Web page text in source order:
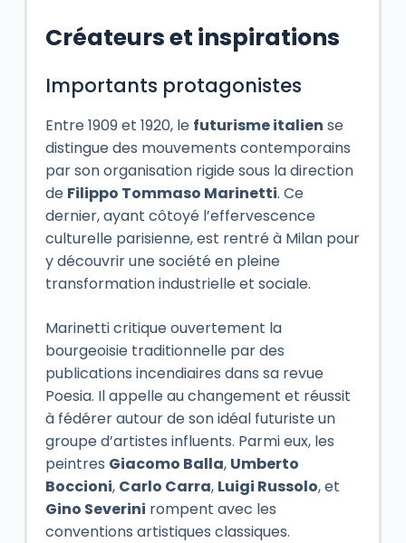
Créateurs et inspirations
Importants protagonistes
Entre 1909 et 1920, le futurisme italien se
distingue des mouvements contemporains
par son organisation rigide sous la direction
de Filippo Tommaso Marinetti. Ce
dernier, ayant côtoyé l’effervescence
culturelle parisienne, est rentré à Milan pour
y découvrir une société en pleine
transformation industrielle et sociale.
Marinetti critique ouvertement la
bourgeoisie traditionnelle par des
publications incendiaires dans sa revue
Poesia. Il appelle au changement et réussit
à fédérer autour de son idéal futuriste un
groupe d’artistes influents. Parmi eux, les
peintres Giacomo Balla, Umberto
Boccioni, Carlo Carra, Luigi Russolo, et
Gino Severini rompent avec les
conventions artistiques classiques.